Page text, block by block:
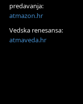
sistemskih
tijelo, duh i um
predavanja:
atmazon.hr
Vedska renesansa:
atmaveda.hr